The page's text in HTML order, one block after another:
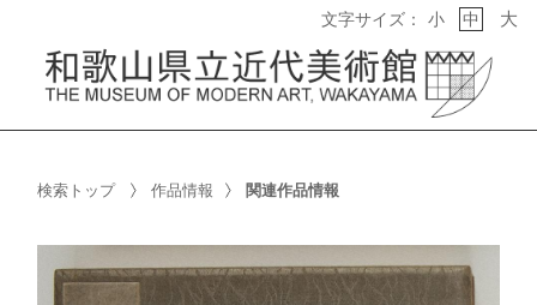
文字サイズ： 小 中 大
検索トップ 作品情報 関連作品情報